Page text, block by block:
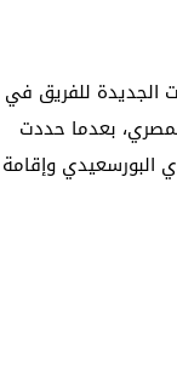
الجديدة للفريق في
بعدما حددت
للنادي البورسعيدي وإقامة